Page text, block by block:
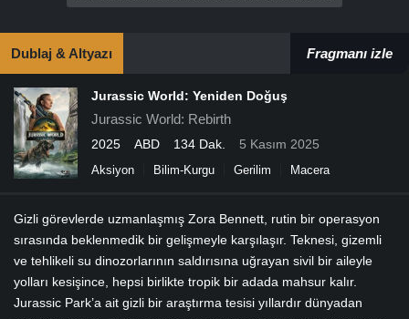
Dublaj & Altyazı Fragmanı izle
Jurassic World: Yeniden Doğuş
Jurassic World: Rebirth
2025 ABD 134 Dak. 5 Kasım 2025
Aksiyon Bilim-Kurgu Gerilim Macera
Gizli görevlerde uzmanlaşmış Zora Bennett, rutin bir operasyon
sırasında beklenmedik bir gelişmeyle karşılaşır. Teknesi, gizemli
ve tehlikeli su dinozorlarının saldırısına uğrayan sivil bir aileyle
yolları kesişince, hepsi birlikte tropik bir adada mahsur kalır.
Jurassic Park’a ait gizli bir araştırma tesisi yıllardır dünyadan